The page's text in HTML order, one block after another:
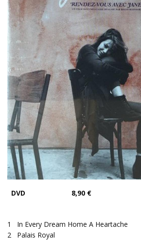
DVD 8,90 €
1
In Every Dream Home A Heartache
2
Palais Royal